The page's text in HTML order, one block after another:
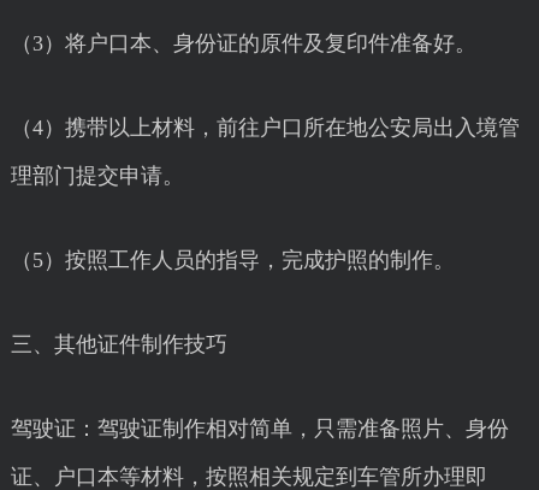
（3）将户口本、身份证的原件及复印件准备好。
（4）携带以上材料，前往户口所在地公安局出入境管
理部门提交申请。
（5）按照工作人员的指导，完成护照的制作。
三、其他证件制作技巧
驾驶证：驾驶证制作相对简单，只需准备照片、身份
证、户口本等材料，按照相关规定到车管所办理即